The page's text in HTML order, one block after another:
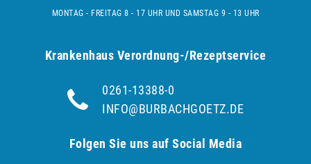
MONTAG - FREITAG 8 - 17 UHR UND SAMSTAG 9 - 13 UHR
Krankenhaus Verordnung-/Rezeptservice
0261-13388-0
INFO@BURBACHGOETZ.DE
Folgen Sie uns auf Social Media